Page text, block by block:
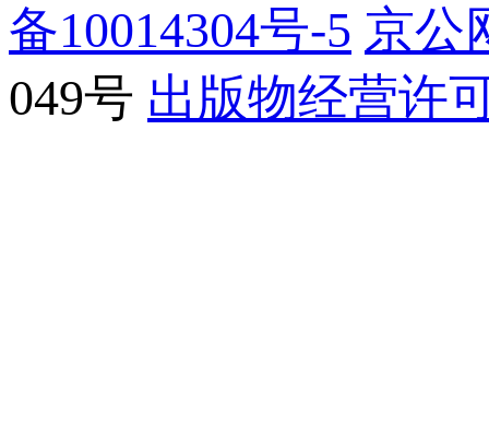
备10014304号-5 京公
049号 出版物经营许